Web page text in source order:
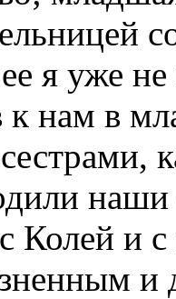
я уже
нам в
наши
Колей и
и